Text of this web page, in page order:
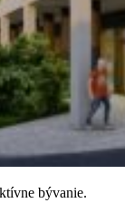
bývanie.